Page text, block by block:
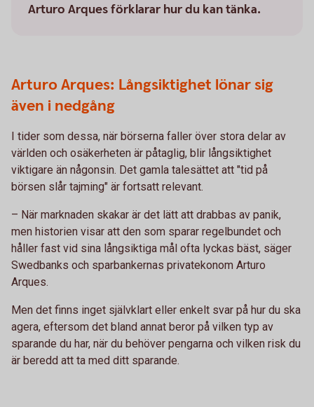
Arturo Arques förklarar hur du kan tänka.
Arturo Arques: Långsiktighet lönar sig
även i nedgång
I tider som dessa, när börserna faller över stora delar av
världen och osäkerheten är påtaglig, blir långsiktighet
viktigare än någonsin. Det gamla talesättet att "tid på
börsen slår tajming" är fortsatt relevant.
– När marknaden skakar är det lätt att drabbas av panik,
men historien visar att den som sparar regelbundet och
håller fast vid sina långsiktiga mål ofta lyckas bäst, säger
Swedbanks och sparbankernas privatekonom Arturo
Arques.
Men det finns inget självklart eller enkelt svar på hur du ska
agera, eftersom det bland annat beror på vilken typ av
sparande du har, när du behöver pengarna och vilken risk du
är beredd att ta med ditt sparande.